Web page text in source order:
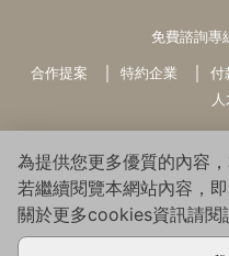
免費諮詢專
合作提案 特約企業 付
Copyright© 2026 WARMSUN
為提供您更多優質的內容
若繼續閱覽本網站內容，
關於更多cookies資訊請閱